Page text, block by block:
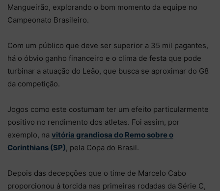
Mangueirão, explorando o bom momento da equipe no
Campeonato Brasileiro.
Com um público que deve ser superior a 35 mil pagantes,
há o óbvio ganho financeiro e o clima de festa que pode
turbinar a atuação do Leão, que busca se aproximar do G8
da competição.
Jogos como este costumam ter um efeito particularmente
positivo no rendimento dos atletas. Foi assim, por
exemplo, na vitória grandiosa do Remo sobre o
Corinthians (SP), pela Copa do Brasil.
Depois das decepções que o time de Marcelo Cabo
proporcionou à torcida nas primeiras rodadas da Série C,